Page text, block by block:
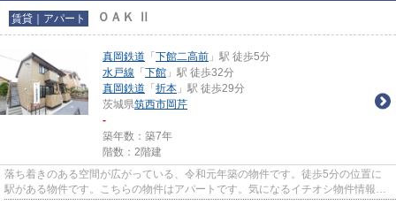
賃貸｜アパート ＯＡＫ Ⅱ
真岡鉄道 「 下館二高前 」駅 徒歩5分
水戸線 「 下館 」駅 徒歩32分
真岡鉄道 「 折本 」駅 徒歩29分
茨城県筑西市岡芹
-
築年数：築7年
階数：2階建
落ち着きのある空間が広がっている、令和元年築の物件です。徒歩5分の位置に
駅がある物件です。こちらの物件はアパートです。気になるイチオシ物件情報：